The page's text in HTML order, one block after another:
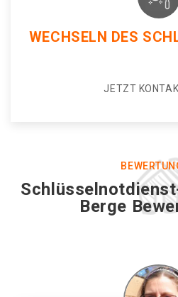
WECHSELN DES
JETZT
Berge